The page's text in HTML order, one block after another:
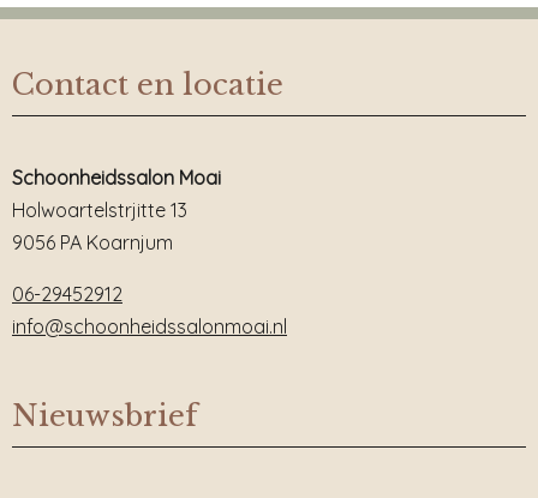
Contact en locatie
Schoonheidssalon Moai
Holwoartelstrjitte 13
9056 PA Koarnjum
06-29452912
info@schoonheidssalonmoai.nl
Nieuwsbrief